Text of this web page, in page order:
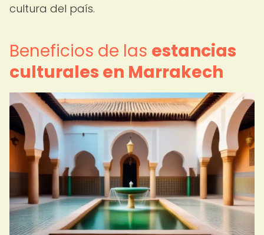
cultura del país.
Beneficios de las estancias
culturales en Marrakech